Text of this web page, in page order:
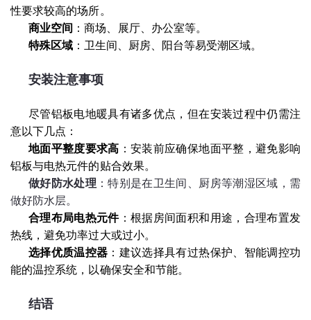
性要求较高的场所。
商业空间 ：商场、展厅、办公室等。
特殊区域 ：卫生间、厨房、阳台等易受潮区域。
安装注意事项
尽管铝板电地暖具有诸多优点，但在安装过程中仍需注
意以下几点：
地面平整度要求高 ：安装前应确保地面平整，避免影响
铝板与电热元件的贴合效果。
做好防水处理 ：特别是在卫生间、厨房等潮湿区域，需
做好防水层。
合理布局电热元件：根据房间面积和用途，合理布置发
热线，避免功率过大或过小。
选择优质温控器 ：建议选择具有过热保护、智能调控功
能的温控系统，以确保安全和节能。
结语